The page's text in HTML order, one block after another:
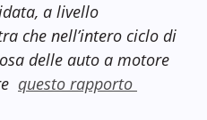
a livello
che nell’intero ciclo di
delle auto a motore
questo rapporto